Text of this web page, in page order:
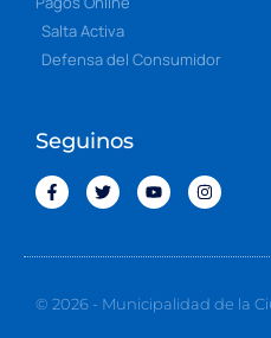
Salta Activa
Defensa del Consumidor
Seguinos
© 2026 - Municipalidad de la